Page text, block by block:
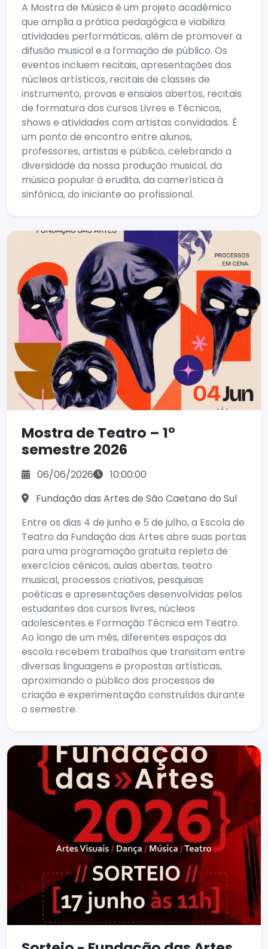
A Mostra de Música é um projeto acadêmico
que amplia a prática pedagógica e viabiliza
atividades performáticas, além de promover a
difusão musical e a formação de público. Os
eventos incluem recitais, apresentações dos
núcleos artísticos, recitais de classes de
instrumento, provas e ensaios abertos, recitais
de formatura dos cursos Livres e Técnicos,
shows e atividades com artistas convidados. É
um ponto de encontro entre alunos,
professores, artistas e público, celebrando a
diversidade da nossa produção musical, da
música popular à erudita, da camerística à
sinfônica, do iniciante ao profissional.
Mostra de Teatro – 1º
semestre 2026
06/06/2026
10:00:00
Fundação das Artes de São Caetano do Sul
Entre os dias 4 de junho e 5 de julho, a Escola de
Teatro da Fundação das Artes abre suas portas
para uma programação gratuita repleta de
exercícios cênicos, aulas abertas, teatro
musical, processos criativos, pesquisas
poéticas e apresentações desenvolvidas pelos
estudantes dos cursos livres, núcleos
adolescentes e Formação Técnica em Teatro.
Ao longo de um mês, diferentes espaços da
escola recebem trabalhos que transitam entre
diversas linguagens e propostas artísticas,
aproximando o público dos processos de
criação e experimentação construídos durante
o semestre.